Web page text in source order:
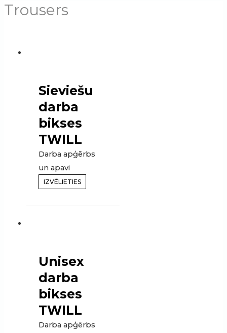
Trousers
Sieviešu
darba
bikses
TWILL
Darba apģērbs
un apavi
IZVĒLIETIES
Unisex
darba
bikses
TWILL
Darba apģērbs